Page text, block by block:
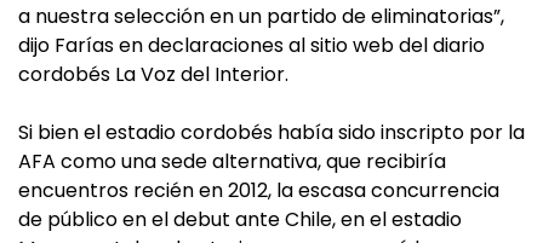
a nuestra selección en un partido de eliminatorias”,
dijo Farías en declaraciones al sitio web del diario
cordobés La Voz del Interior.
Si bien el estadio cordobés había sido inscripto por la
AFA como una sede alternativa, que recibiría
encuentros recién en 2012, la escasa concurrencia
de público en el debut ante Chile, en el estadio